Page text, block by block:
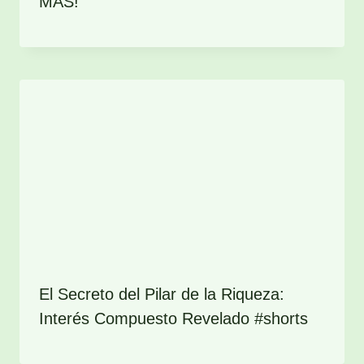
El Secreto del Pilar de la Riqueza:
Interés Compuesto Revelado #shorts